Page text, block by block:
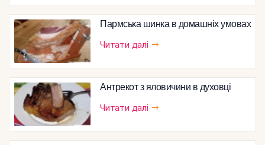
Пармська шинка в домашніх умовах
Читати далі
Антрекот з яловичини в духовці
Читати далі